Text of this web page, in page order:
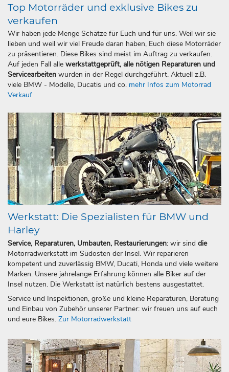
Top Motorräder und exklusive Bikes zu
verkaufen
Wir haben jede Menge Schätze für Euch und für uns. Weil wir sie
lieben und weil wir viel Freude daran haben, Euch diese Motorräder
zu präsentieren. Diese Bikes sind meist im Auftrag zu verkaufen.
Auf jeden Fall alle werkstattgeprüft, alle nötigen Reparaturen und
Servicearbeiten wurden in der Regel durchgeführt. Aktuell z.B.
viele BMW - Modelle, Ducatis und co. mehr Infos zum Motorrad
Verkauf
Werkstatt: Die Spezialisten für BMW und
Harley
Service, Reparaturen, Umbauten, Restaurierungen: wir sind die
Motorradwerkstatt im Südosten der Insel. Wir reparieren
kompetent und zuverlässig BMW, Ducati, Honda und viele weitere
Marken. Unsere jahrelange Erfahrung können alle Biker auf der
Insel nutzen. Die Werkstatt ist natürlich bestens ausgestattet.
Service und Inspektionen, große und kleine Reparaturen, Beratung
und Einbau von Zubehör unserer Partner: wir freuen uns auf euch
und eure Bikes. Zur Motorradwerkstatt